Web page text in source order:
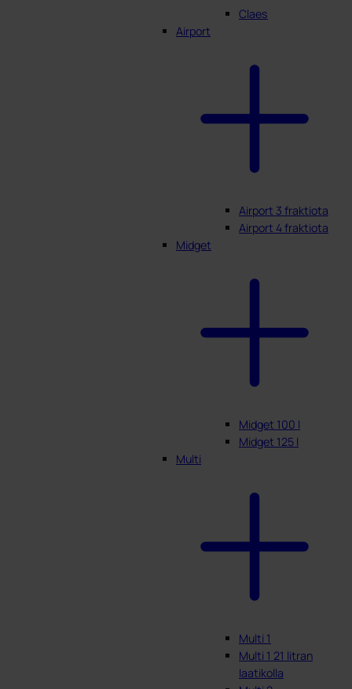
Claes
Airport
Airport 3 fraktiota
Airport 4 fraktiota
Midget
Midget 100 l
Midget 125 l
Multi
Multi 1
Multi 1 21 litran
laatikolla